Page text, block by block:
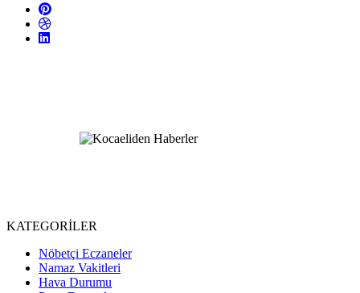
KATEGORİLER
Nöbetçi Eczaneler
Namaz Vakitleri
Hava Durumu